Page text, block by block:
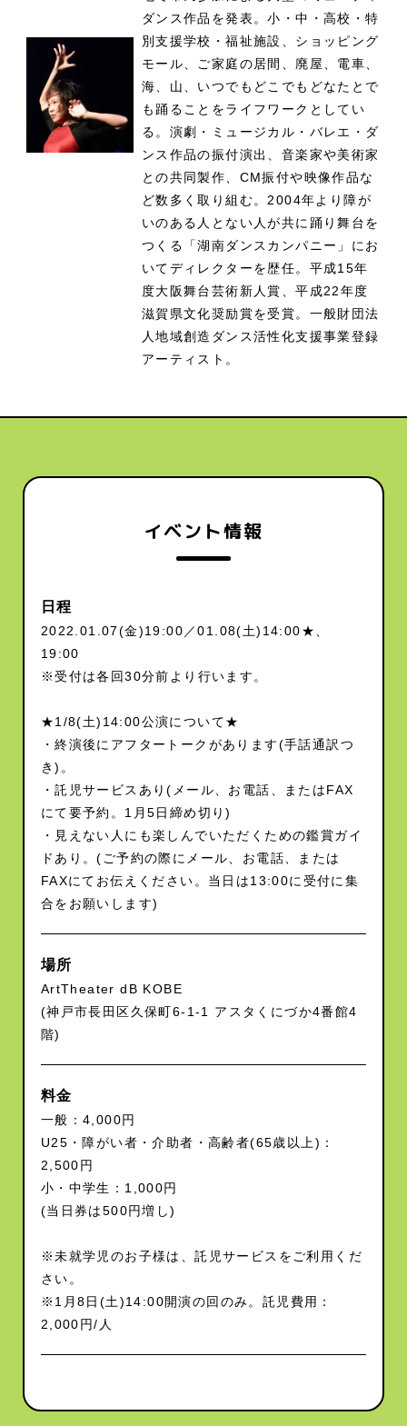
ダンス作品を発表。小・中・高校・特
別支援学校・福祉施設、ショッピング
モール、ご家庭の居間、廃屋、電車、
海、山、いつでもどこでもどなたとで
も踊ることをライフワークとしてい
る。演劇・ミュージカル・バレエ・ダ
ンス作品の振付演出、音楽家や美術家
との共同製作、CM振付や映像作品な
ど数多く取り組む。2004年より障が
いのある人とない人が共に踊り舞台を
つくる「湖南ダンスカンパニー」にお
いてディレクターを歴任。平成15年
度大阪舞台芸術新人賞、平成22年度
滋賀県文化奨励賞を受賞。一般財団法
人地域創造ダンス活性化支援事業登録
アーティスト。
イベント情報
日程
2022.01.07(金)19:00／01.08(土)14:00★、
19:00
※受付は各回30分前より行います。
★1/8(土)14:00公演について★
・終演後にアフタートークがあります(手話通訳つ
き)。
・託児サービスあり(メール、お電話、またはFAX
にて要予約。1月5日締め切り)
・見えない人にも楽しんでいただくための鑑賞ガイ
ドあり。(ご予約の際にメール、お電話、または
FAXにてお伝えください。当日は13:00に受付に集
合をお願いします)
場所
ArtTheater dB KOBE
(神戸市長田区久保町6-1-1 アスタくにづか4番館4
階)
料金
一般：4,000円
U25・障がい者・介助者・高齢者(65歳以上)：
2,500円
小・中学生：1,000円
(当日券は500円増し)
※未就学児のお子様は、託児サービスをご利用くだ
さい。
※1月8日(土)14:00開演の回のみ。託児費用：
2,000円/人